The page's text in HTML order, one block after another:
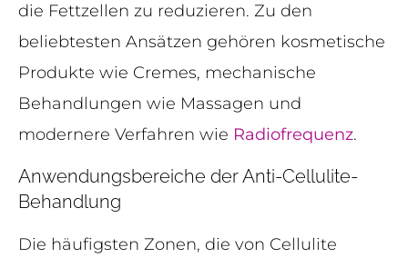
die Fettzellen zu reduzieren. Zu den
beliebtesten Ansätzen gehören kosmetische
Produkte wie Cremes, mechanische
Behandlungen wie Massagen und
modernere Verfahren wie Radiofrequenz.
Anwendungsbereiche der Anti-Cellulite-
Behandlung
Die häufigsten Zonen, die von Cellulite